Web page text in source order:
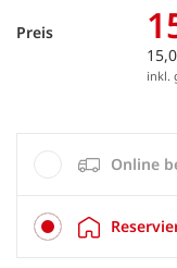
Preis
inkl.
Online